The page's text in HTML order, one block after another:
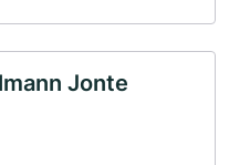
Jonte